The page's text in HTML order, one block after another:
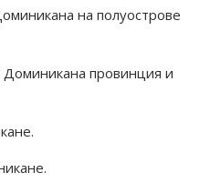
на полуострове
провинция и